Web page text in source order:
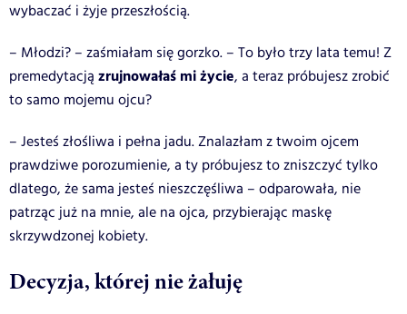
wybaczać i żyje przeszłością.
– Młodzi? – zaśmiałam się gorzko. – To było trzy lata temu! Z
premedytacją zrujnowałaś mi życie, a teraz próbujesz zrobić
to samo mojemu ojcu?
– Jesteś złośliwa i pełna jadu. Znalazłam z twoim ojcem
prawdziwe porozumienie, a ty próbujesz to zniszczyć tylko
dlatego, że sama jesteś nieszczęśliwa – odparowała, nie
patrząc już na mnie, ale na ojca, przybierając maskę
skrzywdzonej kobiety.
Decyzja, której nie żałuję